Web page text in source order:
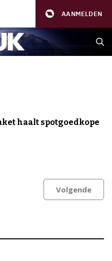
AANMELDEN
haalt spotgoedkope
Volgende